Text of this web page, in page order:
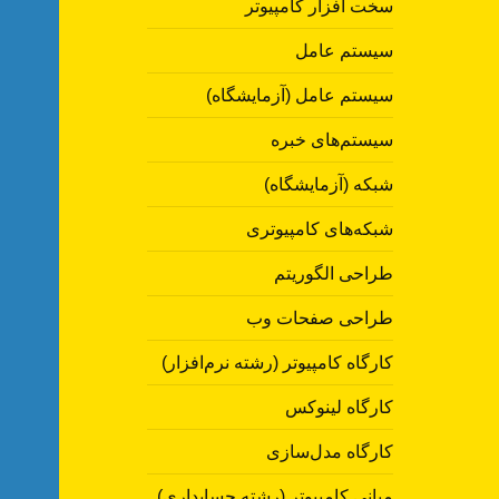
سخت افزار کامپیوتر
سیستم عامل
سیستم عامل (آزمایشگاه)
سیستم‌های خبره
شبکه (آزمایشگاه)
شبکه‌های کامپیوتری
طراحی الگوریتم
طراحی صفحات وب
کارگاه کامپیوتر (رشته نرم‌افزار)
کارگاه لینوکس
کارگاه مدل‌سازی